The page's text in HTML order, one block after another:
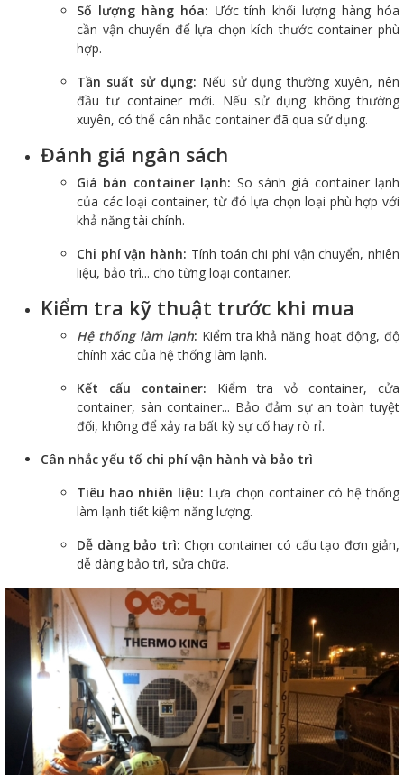
Số lượng hàng hóa: Ước tính khối lượng hàng hóa
cần vận chuyển để lựa chọn kích thước container phù
hợp.
Tần suất sử dụng: Nếu sử dụng thường xuyên, nên
đầu tư container mới. Nếu sử dụng không thường
xuyên, có thể cân nhắc container đã qua sử dụng.
Đánh giá ngân sách
Giá bán container lạnh: So sánh giá container lạnh
của các loại container, từ đó lựa chọn loại phù hợp với
khả năng tài chính.
Chi phí vận hành: Tính toán chi phí vận chuyển, nhiên
liệu, bảo trì... cho từng loại container.
Kiểm tra kỹ thuật trước khi mua
Hệ thống làm lạnh: Kiểm tra khả năng hoạt động, độ
chính xác của hệ thống làm lạnh.
Kết cấu container: Kiểm tra vỏ container, cửa
container, sàn container... Bảo đảm sự an toàn tuyệt
đối, không để xảy ra bất kỳ sự cố hay rò rỉ.
Cân nhắc yếu tố chi phí vận hành và bảo trì
Tiêu hao nhiên liệu: Lựa chọn container có hệ thống
làm lạnh tiết kiệm năng lượng.
Dễ dàng bảo trì: Chọn container có cấu tạo đơn giản,
dễ dàng bảo trì, sửa chữa.